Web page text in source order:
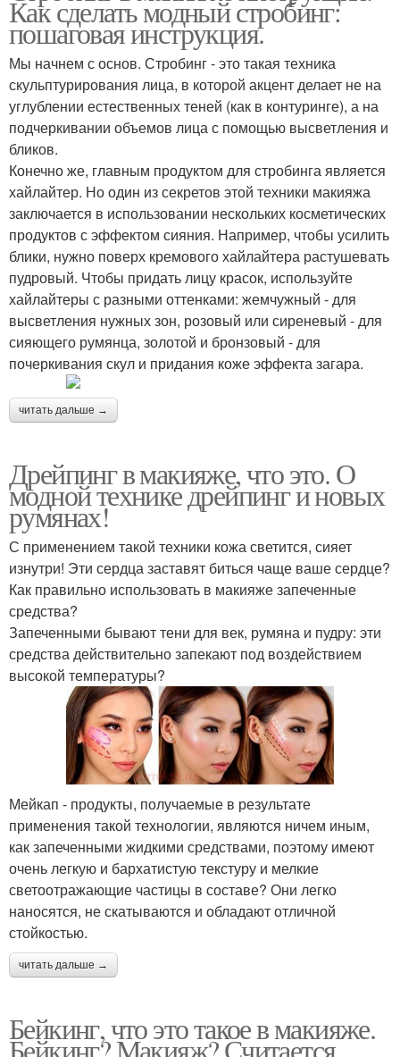
Как сделать модный стробинг:
пошаговая инструкция.
Мы начнем с основ. Стробинг - это такая техника
скульптурирования лица, в которой акцент делает не на
углублении естественных теней (как в контуринге), а на
подчеркивании объемов лица с помощью высветления и
бликов.
Конечно же, главным продуктом для стробинга является
хайлайтер. Но один из секретов этой техники макияжа
заключается в использовании нескольких косметических
продуктов с эффектом сияния. Например, чтобы усилить
блики, нужно поверх кремового хайлайтера растушевать
пудровый. Чтобы придать лицу красок, используйте
хайлайтеры с разными оттенками: жемчужный - для
высветления нужных зон, розовый или сиреневый - для
сияющего румянца, золотой и бронзовый - для
почеркивания скул и придания коже эффекта загара.
читать дальше →
Дрейпинг в макияже, что это. О
модной технике дрейпинг и новых
румянах!
С применением такой техники кожа светится, сияет
изнутри! Эти сердца заставят биться чаще ваше сердце?
Как правильно использовать в макияже запеченные
средства?
Запеченными бывают тени для век, румяна и пудру: эти
средства действительно запекают под воздействием
высокой температуры?
Мейкап - продукты, получаемые в результате
применения такой технологии, являются ничем иным,
как запеченными жидкими средствами, поэтому имеют
очень легкую и бархатистую текстуру и мелкие
светоотражающие частицы в составе? Они легко
наносятся, не скатываются и обладают отличной
стойкостью.
читать дальше →
Бейкинг, что это такое в макияже.
Бейкинг? Макияж? Считается